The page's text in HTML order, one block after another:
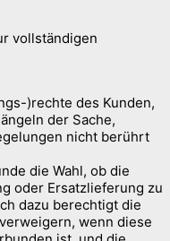
vollständigen
)rechte des Kunden,
der Sache,
nicht berührt
die Wahl, ob die
oder Ersatzlieferung zu
dazu berechtigt die
wenn diese